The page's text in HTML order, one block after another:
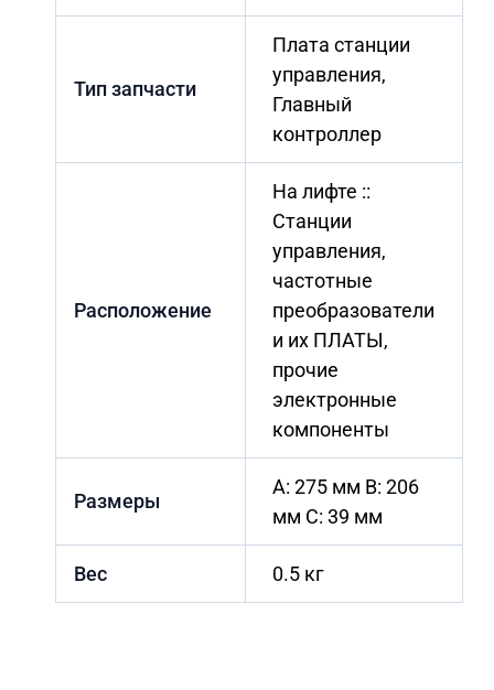
Тип запчасти
Плата станции
управления,
Главный
контроллер
Расположение
На лифте ::
Станции
управления,
частотные
преобразователи
и их ПЛАТЫ,
прочие
электронные
компоненты
Размеры
A: 275 мм B: 206
мм C: 39 мм
Вес 0.5 кг